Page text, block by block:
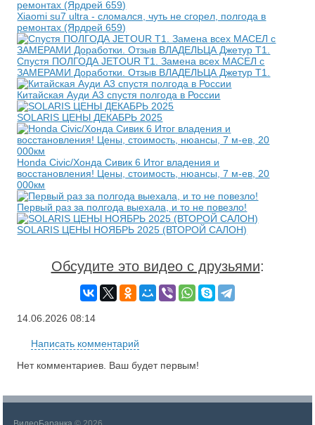
Xiaomi su7 ultra - сломался, чуть не сгорел, полгода в
ремонтах (Ярдрей 659)
Спустя ПОЛГОДА JETOUR T1. Замена всех МАСЕЛ с
ЗАМЕРАМИ Доработки. Отзыв ВЛАДЕЛЬЦА Джетур Т1.
Китайская Ауди А3 спустя полгода в России
SOLARIS ЦЕНЫ ДЕКАБРЬ 2025
Honda Civic/Хонда Сивик 6 Итог владения и
восстановления! Цены, стоимость, нюансы, 7 м-ев, 20
000км
Первый раз за полгода выехала, и то не повезло!
SOLARIS ЦЕНЫ НОЯБРЬ 2025 (ВТОРОЙ САЛОН)
Обсудите это видео с друзьями:
14.06.2026 08:14
Написать комментарий
Нет комментариев. Ваш будет первым!